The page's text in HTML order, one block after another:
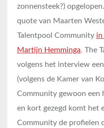
zonnensteek?)
quote van Maarten
Talentpool Community in
Martijn Hemminga. The
volgens het interview een
(volgens de Kamer van
Community gewoon een
en kort gezegd komt het
Community de profielen